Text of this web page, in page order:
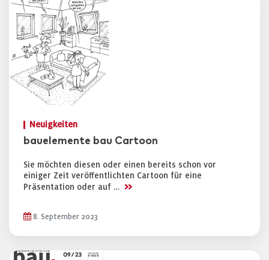
Neuigkeiten
bauelemente bau Cartoon
Sie möchten diesen oder einen bereits schon vor
einiger Zeit veröffentlichten Cartoon für eine
Präsentation oder auf … >>
8. September 2023